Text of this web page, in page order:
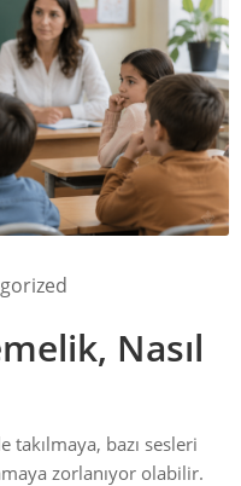
Nasıl
bazı sesleri
zorlanıyor olabilir.